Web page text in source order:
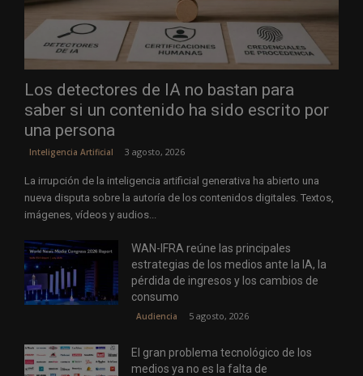
Los detectores de IA no bastan para
saber si un contenido ha sido escrito por
una persona
Inteligencia Artificial 3 agosto, 2026
La irrupción de la inteligencia artificial generativa ha abierto una
nueva disputa sobre la autoría de los contenidos digitales. Textos,
imágenes, vídeos y audios...
WAN-IFRA reúne las principales
estrategias de los medios ante la IA, la
pérdida de ingresos y los cambios de
consumo
Audiencia 5 agosto, 2026
El gran problema tecnológico de los
medios ya no es la falta de